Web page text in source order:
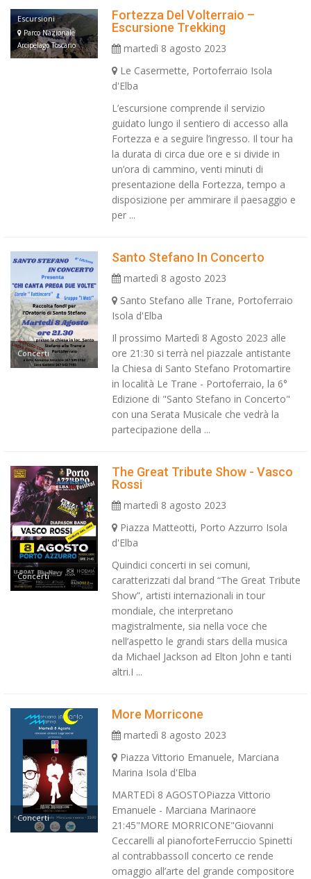
Escursioni
Parco Nazionale
Arcipelago Toscano
Fortezza Del Volterraio –
Escursione Trekking
martedì 8 agosto 2023
Le Casermette, Portoferraio Isola
d'Elba
L’escursione comprende il servizio
guidato lungo il sentiero di accesso alla
Fortezza e a seguire l’ingresso. Il tour ha
la durata di circa due ore e si divide in
un’ora di cammino, venti minuti di
presentazione della Fortezza, tempo a
disposizione per ammirare il paesaggio e
per ...
Concerti
Santo Stefano In Concerto
martedì 8 agosto 2023
Santo Stefano alle Trane, Portoferraio
Isola d'Elba
Il prossimo Martedì 8 Agosto 2023 alle
ore 21:30 si terrà nel piazzale antistante
la Chiesa di Santo Stefano Protomartire
in località Le Trane - Portoferraio, la 6°
Edizione di "Santo Stefano in Concerto"
con una Serata Musicale che vedrà la
partecipazione della ...
Concerti
The Great Tribute Show - Vasco
Rossi
martedì 8 agosto 2023
Piazza Matteotti, Porto Azzurro Isola
d'Elba
Quindici concerti in sei comuni,
caratterizzati dal brand “The Great Tribute
Show”, artisti internazionali in tour
mondiale, che interpretano
magistralmente, sia nella voce che
nell’aspetto le grandi stars della musica
da Michael Jackson ad Elton John e tanti
altri.I ...
Concerti
More Morricone
martedì 8 agosto 2023
Piazza Vittorio Emanuele, Marciana
Marina Isola d'Elba
MARTEDì 8 AGOSTOPiazza Vittorio
Emanuele - Marciana Marinaore
21:45"MORE MORRICONE"Giovanni
Ceccarelli al pianoforteFerruccio Spinetti
al contrabbassoIl concerto ce rende
omaggio all’arte del grande compositore